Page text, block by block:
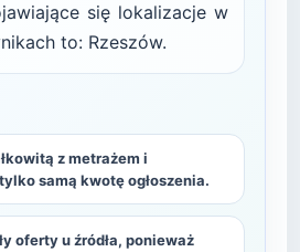
się lokalizacje w
to: Rzeszów.
z metrażem i
samą kwotę ogłoszenia.
oferty u źródła, ponieważ